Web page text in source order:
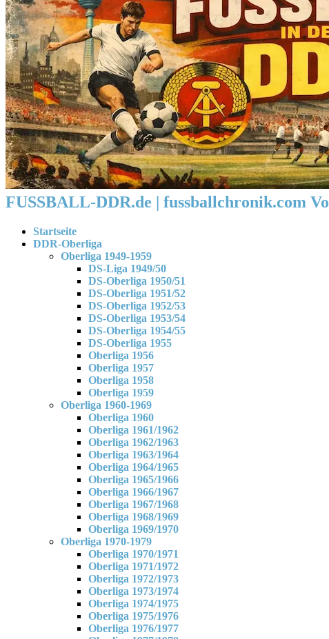
FUSSBALL-DDR.de | fussballchronik.com
Startseite
DDR-Oberliga
Oberliga 1949-1959
DS-Liga 1949/50
DS-Oberliga 1950/51
DS-Oberliga 1951/52
DS-Oberliga 1952/53
DS-Oberliga 1953/54
DS-Oberliga 1954/55
DS-Oberliga 1955
Oberliga 1956
Oberliga 1957
Oberliga 1958
Oberliga 1959
Oberliga 1960-1969
Oberliga 1960
Oberliga 1961/1962
Oberliga 1962/1963
Oberliga 1963/1964
Oberliga 1964/1965
Oberliga 1965/1966
Oberliga 1966/1967
Oberliga 1967/1968
Oberliga 1968/1969
Oberliga 1969/1970
Oberliga 1970-1979
Oberliga 1970/1971
Oberliga 1971/1972
Oberliga 1972/1973
Oberliga 1973/1974
Oberliga 1974/1975
Oberliga 1975/1976
Oberliga 1976/1977